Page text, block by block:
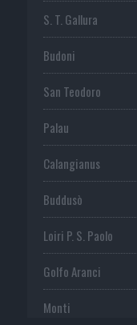
S. T. Gallura
Budoni
San Teodoro
Palau
Calangianus
Buddusò
Loiri P. S. Paolo
Golfo Aranci
Monti